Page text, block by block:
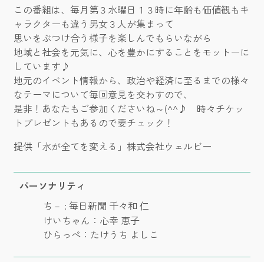
この番組は、毎月第３水曜日１３時に年齢も価値観もキ
ャラクターも違う男女３人が集まって
思いをぶつけ合う様子を楽しんでもらいながら
地域と社会を元気に、心を豊かにすることをモットーに
しています♪
地元のイベント情報から、政治や経済に至るまでの様々
なテーマについて毎回意見を交わすので、
是非！あなたもご参加くださいね～(^^♪ 時々チケッ
トプレゼントもあるので要チェック！
提供「水が全てを変える」株式会社ウェルビー
パーソナリティ
ち－ : 毎日新聞 千々和 仁
けいちゃん：心幸 恵子
ひらっぺ：たけうち よしこ